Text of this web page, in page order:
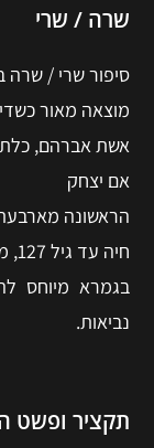
שרה / שרי
סיפור שרי / שרה
מוצאה מאור
אשת אברהם,
אם יצחק
הראשונה
חיה עד גיל 127, מתה בחברון, נקברה במערת המכפלה
בגמרא מיוחס
נביאות.
תקציר ופשט